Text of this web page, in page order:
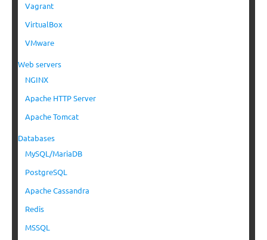
Vagrant
VirtualBox
VMware
Web servers
NGINX
Apache HTTP Server
Apache Tomcat
Databases
MySQL/MariaDB
PostgreSQL
Apache Cassandra
Redis
MSSQL